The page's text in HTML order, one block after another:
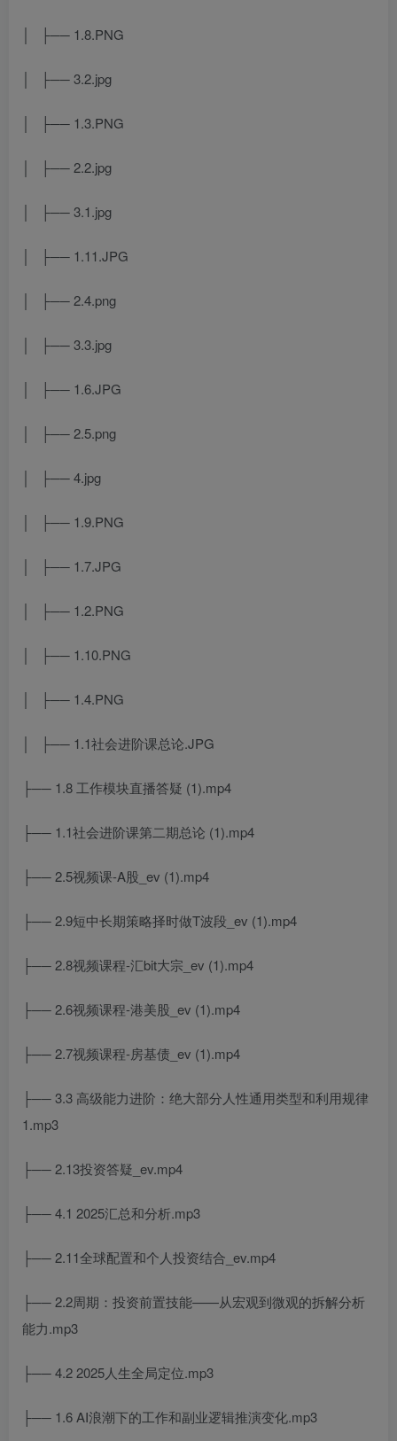
│ ├── 1.8.PNG
│ ├── 3.2.jpg
│ ├── 1.3.PNG
│ ├── 2.2.jpg
│ ├── 3.1.jpg
│ ├── 1.11.JPG
│ ├── 2.4.png
│ ├── 3.3.jpg
│ ├── 1.6.JPG
│ ├── 2.5.png
│ ├── 4.jpg
│ ├── 1.9.PNG
│ ├── 1.7.JPG
│ ├── 1.2.PNG
│ ├── 1.10.PNG
│ ├── 1.4.PNG
│ ├── 1.1社会进阶课总论.JPG
├── 1.8 工作模块直播答疑 (1).mp4
├── 1.1社会进阶课第二期总论 (1).mp4
├── 2.5视频课-A股_ev (1).mp4
├── 2.9短中长期策略择时做T波段_ev (1).mp4
├── 2.8视频课程-汇bit大宗_ev (1).mp4
├── 2.6视频课程-港美股_ev (1).mp4
├── 2.7视频课程-房基债_ev (1).mp4
├── 3.3 高级能力进阶：绝大部分人性通用类型和利用规律
1.mp3
├── 2.13投资答疑_ev.mp4
├── 4.1 2025汇总和分析.mp3
├── 2.11全球配置和个人投资结合_ev.mp4
├── 2.2周期：投资前置技能——从宏观到微观的拆解分析
能力.mp3
├── 4.2 2025人生全局定位.mp3
├── 1.6 AI浪潮下的工作和副业逻辑推演变化.mp3